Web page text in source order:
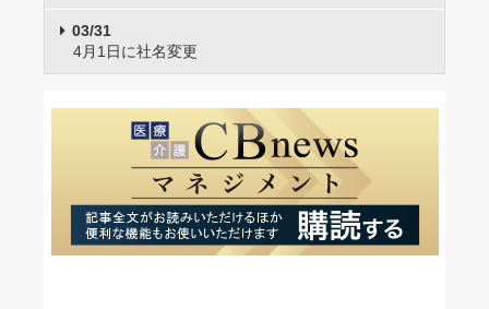
03/31
4月1日に社名変更